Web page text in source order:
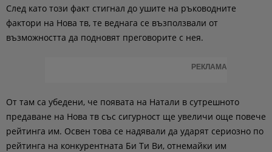
След като този факт стигнал до ушите на ръководните
фактори на Нова тв, те веднага се възползвали от
възможността да подновят преговорите с нея.
РЕКЛАМА
От там са убедени, че появата на Натали в сутрешното
предаване на Нова тв със сигурност ще увеличи още повече
рейтинга им. Освен това се надявали да ударят сериозно по
рейтинга на конкурентната Би Ти Ви, отнемайки им